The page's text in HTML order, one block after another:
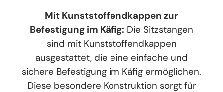
Mit Kunststoffendkappen zur
Befestigung im Käfig: Die Sitzstangen
sind mit Kunststoffendkappen
ausgestattet, die eine einfache und
sichere Befestigung im Käfig ermöglichen.
Diese besondere Konstruktion sorgt für